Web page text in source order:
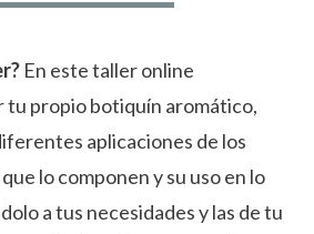
En este taller online
tu propio botiquín aromático,
aplicaciones de los
lo componen y su uso en lo
a tus necesidades y las de tu